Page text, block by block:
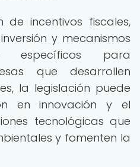
de incentivos fiscales,
y mecanismos
específicos para
que desarrollen
la legislación puede
en innovación y el
tecnológicas que
y fomenten la